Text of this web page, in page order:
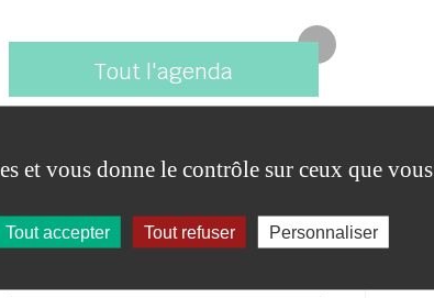
Tout l'agenda
et vous donne le contrôle sur ceux que
Tout accepter Tout refuser Personnaliser